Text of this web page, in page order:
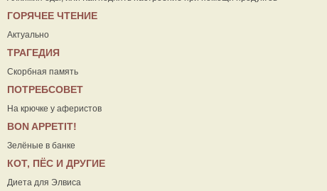
ГОРЯЧЕЕ ЧТЕНИЕ
Актуально
ТРАГЕДИЯ
Скорбная память
ПОТРЕБСОВЕТ
На крючке у аферистов
ВON APPETIT!
Зелёные в банке
КОТ, ПЁС И ДРУГИЕ
Диета для Элвиса